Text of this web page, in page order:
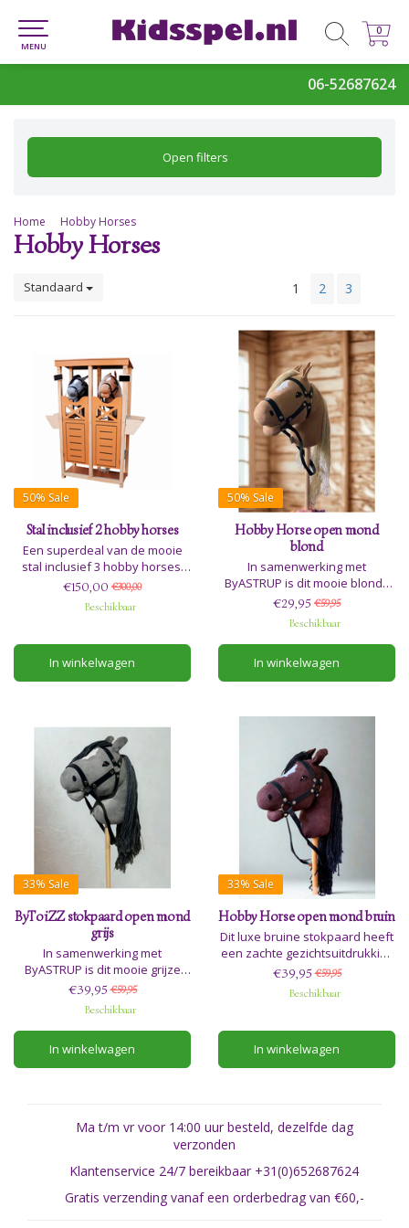
06-52687624
0
0
MENU
Open filters
Home Hobby Horses
Hobby Horses
Standaard 1 2 3
50% Sale
Stal inclusief 2 hobby horses
Een superdeal van de mooie
stal inclusief 3 hobby horses.
Adviesleeftijd 3+
€150,00 €300,00
Beschikbaar
In winkelwagen
50% Sale
Hobby Horse open mond
blond
In samenwerking met
ByASTRUP is dit mooie blonde
stokpaard gemaakt. Dit luxe
beige stokpaard heeft een
zachte gezichtsuitdrukking en
gaat graag op pad. Het paard
wordt geleverd met een staart
en een leuke corduroy rugtas
€29,95 €59,95
Beschikbaar
In winkelwagen
33% Sale
ByToiZZ stokpaard open mond
grijs
In samenwerking met
ByASTRUP is dit mooie grijze
stokpaard gemaakt. Dit luxe
grijze stokpaard heeft een
zachte gezichtsuitdrukking en
gaat graag op pad. Het paard
wordt geleverd met een staart
en een leuke corduroy rugtas
€39,95 €59,95
Beschikbaar
In winkelwagen
33% Sale
Hobby Horse open mond bruin
Dit luxe bruine stokpaard heeft
een zachte gezichtsuitdrukking
en gaat graag op pad. Het
paard wordt geleverd met een
staart en een leuke corduroy
€39,95 €59,95
Beschikbaar
In winkelwagen
Ma t/m vr voor 14:00 uur besteld, dezelfde dag
verzonden
Klantenservice 24/7 bereikbaar +31(0)652687624
Gratis verzending vanaf een orderbedrag van €60,-